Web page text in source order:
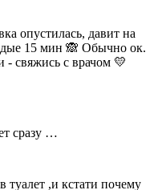
опустилась, давит на
15 мин 🙈 Обычно ок.
- свяжись с врачом 💛
сразу …
туалет ,и кстати почему